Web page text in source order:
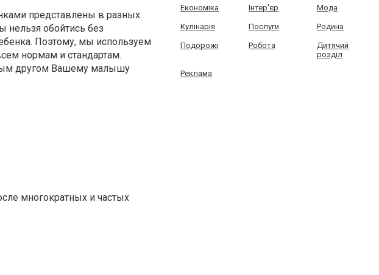
представлены в разных
нельзя обойтись без
Поэтому, мы используем
нормам и стандартам.
другом Вашему малышу
многократных и частых
Економіка Інтер'єр Мода
Кулінарія Послуги Родина
Подорожі Робота
Дитячий
розділ
Реклама